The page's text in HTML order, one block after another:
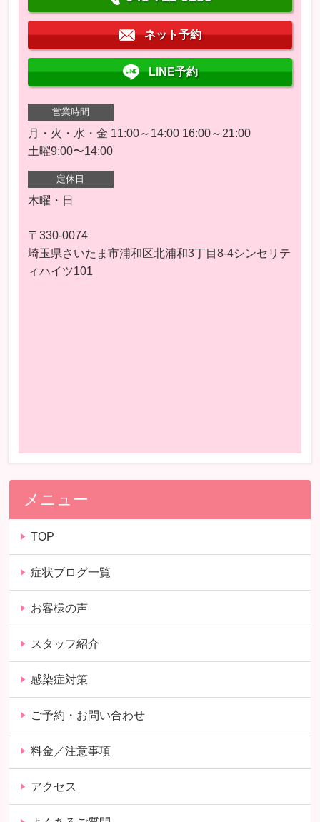
ネット予約
LINE予約
営業時間
月・火・水・金 11:00～14:00 16:00～21:00
土曜9:00〜14:00
定休日
木曜・日
〒330-0074
埼玉県さいたま市浦和区北浦和3丁目8-4シンセリテ
ィハイツ101
メニュー
TOP
症状ブログ一覧
お客様の声
スタッフ紹介
感染症対策
ご予約・お問い合わせ
料金／注意事項
アクセス